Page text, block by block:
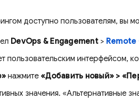
доступно пользователям, вы
DevOps & Engagement> Remote
пользовательским интерфейсом,
нажмите «Добавить новый» >
значения. «Альтернативные